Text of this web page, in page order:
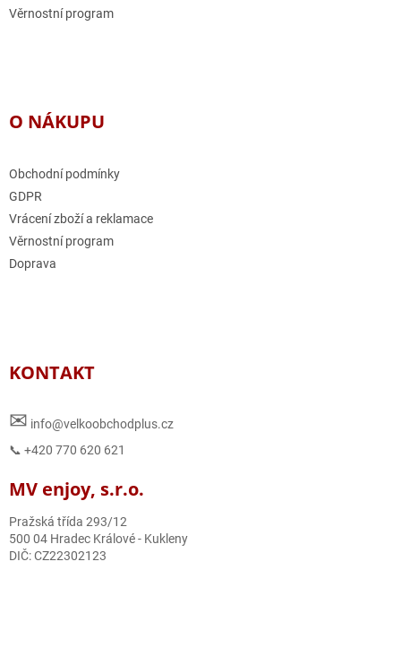
Věrnostní program
O NÁKUPU
Obchodní podmínky
GDPR
Vrácení zboží a reklamace
Věrnostní program
Doprava
KONTAKT
✉ info@velkoobchodplus.cz
📞 +420 770 620 621
MV enjoy, s.r.o.
Pražská třída 293/12
500 04 Hradec Králové - Kukleny
DIČ: CZ22302123